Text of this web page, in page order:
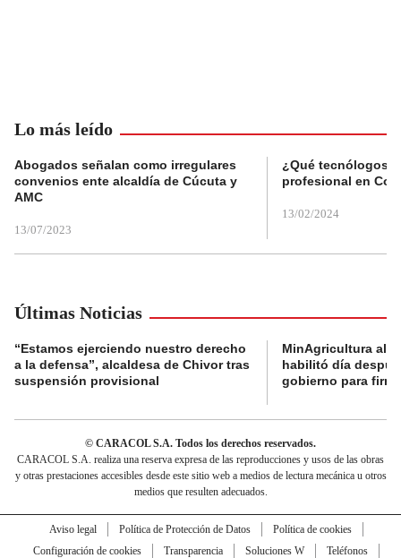
Lo más leído
Abogados señalan como irregulares
convenios ente alcaldía de Cúcuta y
AMC
13/07/2023
¿Qué tecnólogos
profesional en
13/02/2024
Últimas Noticias
“Estamos ejerciendo nuestro derecho
a la defensa”, alcaldesa de Chivor tras
suspensión provisional
MinAgricultura
habilitó día
gobierno para
© CARACOL S.A. Todos los derechos reservados.
CARACOL S.A. realiza una reserva expresa de las reproducciones y usos de las obras
y otras prestaciones accesibles desde este sitio web a medios de lectura mecánica u otros
medios que resulten adecuados.
Aviso legal Política de Protección de Datos
Política de cookies
Configuración de cookies
Transparencia Soluciones W
Teléfonos